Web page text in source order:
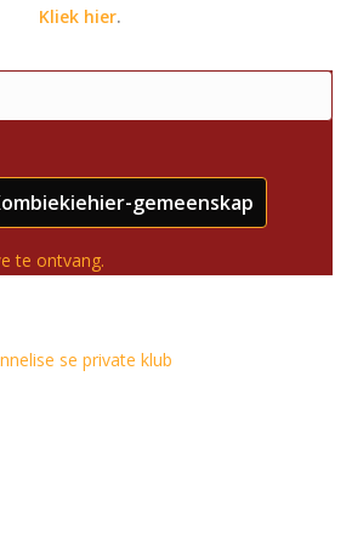
Kliek hier.
gemeenskap
te ontvang.
se private klub